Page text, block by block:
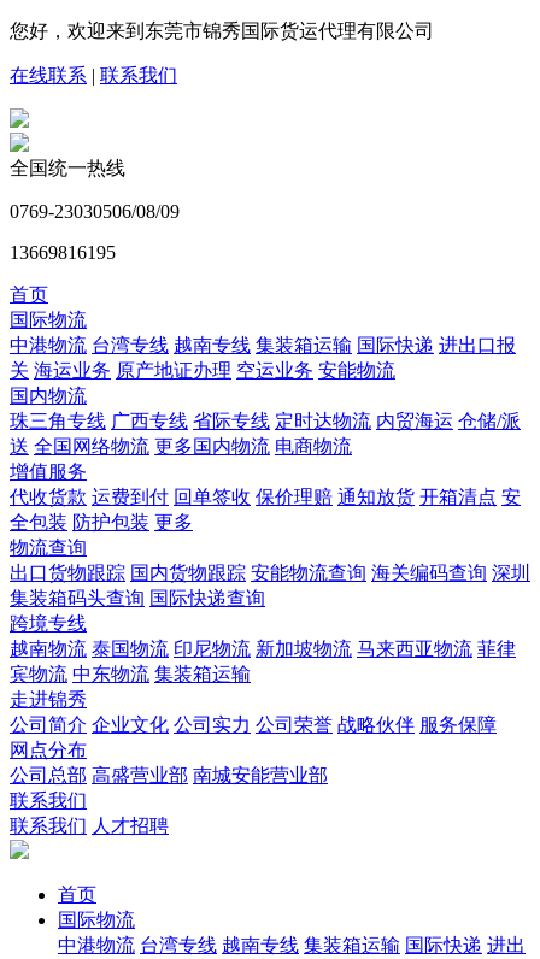
您好，欢迎来到东莞市锦秀国际货运代理有限公司
在线联系 | 联系我们
全国统一热线
0769-23030506/08/09
13669816195
首页
国际物流
中港物流 台湾专线 越南专线 集装箱运输 国际快递 进出口报
关 海运业务 原产地证办理 空运业务 安能物流
国内物流
珠三角专线 广西专线 省际专线 定时达物流 内贸海运 仓储/派
送 全国网络物流 更多国内物流 电商物流
增值服务
代收货款 运费到付 回单签收 保价理赔 通知放货 开箱清点 安
全包装 防护包装 更多
物流查询
出口货物跟踪 国内货物跟踪 安能物流查询 海关编码查询 深圳
集装箱码头查询 国际快递查询
跨境专线
越南物流 泰国物流 印尼物流 新加坡物流 马来西亚物流 菲律
宾物流 中东物流 集装箱运输
走进锦秀
公司简介 企业文化 公司实力 公司荣誉 战略伙伴 服务保障
网点分布
公司总部 高盛营业部 南城安能营业部
联系我们
联系我们 人才招聘
首页
国际物流
中港物流 台湾专线 越南专线 集装箱运输 国际快递 进出